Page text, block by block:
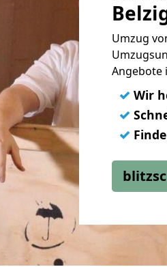
Umzug
Angebote
✓ Wir
✓
✓